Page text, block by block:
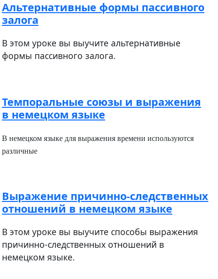
Альтернативные формы пассивного
залога
В этом уроке вы выучите альтернативные
формы пассивного залога.
Темпоральные союзы и выражения
в немецком языке
В немецком языке для выражения времени используются
различные
Выражение причинно-следственных
отношений в немецком языке
В этом уроке вы выучите способы выражения
причинно-следственных отношений в
немецком языке.